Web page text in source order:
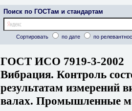
Поиск по ГОСТам и стандартам
Сортировать по дате по
ГОСТ ИСО 7919-3-2002
Вибрация. Контроль
результатам измерений
валах. Промышленные